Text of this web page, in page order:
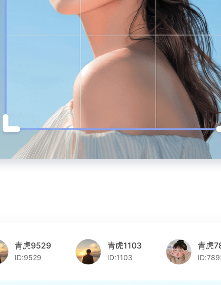
青虎9529
ID:9529
青虎1103
ID:1103
青虎7892
ID:7892